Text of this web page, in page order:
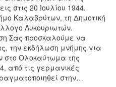
στις 20 Ιουλίου 1944.
Καλαβρύτων, τη Δημοτική
Λυκουριωτών.
Σας προσκαλούμε να
την εκδήλωση μνήμης για
στο Ολοκαύτωμα της
από τις γερμανικές
στην…